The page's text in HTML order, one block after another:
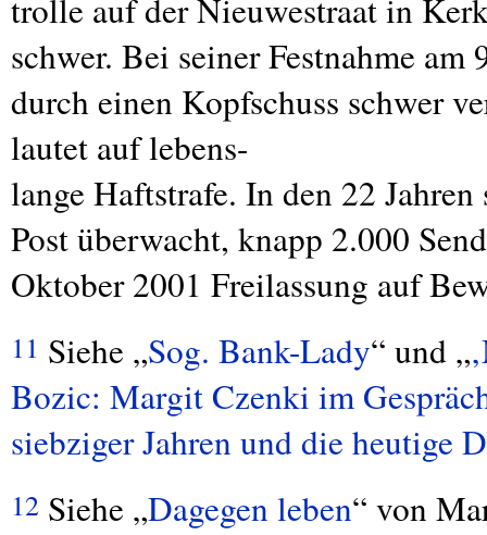
trolle auf der Nieuwestraat in
schwer. Bei seiner Festnahme
durch einen Kopfschuss schwer
lautet auf lebens-
lange Haftstrafe. In den 22
Post überwacht, knapp 2.000
Oktober 2001 Freilassung auf
11 Siehe „Sog. Bank-Lady“ und „
Bozic: Margit Czenki im
siebziger Jahren und die heutige
12 Siehe „Dagegen leben“ von